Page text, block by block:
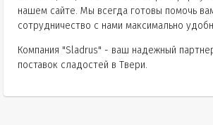
нашем сайте. Мы всегда готовы помочь
сотрудничество с нами максимально
Компания "Sladrus" - ваш надежный
поставок сладостей в Твери.